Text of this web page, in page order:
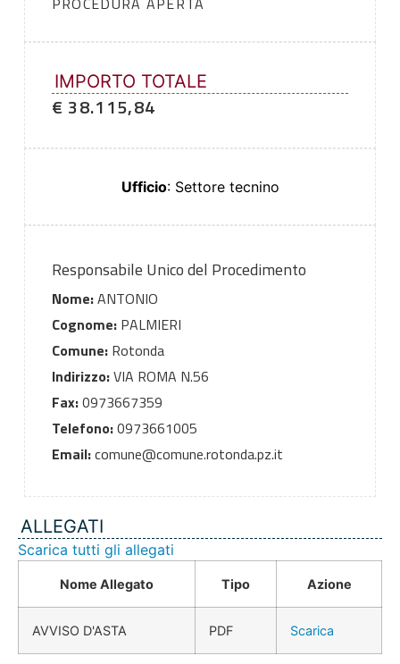
IMPORTO TOTALE
€ 38.115,84
Ufficio: Settore tecnino
Responsabile Unico del Procedimento
Nome:ANTONIO
Cognome:PALMIERI
Comune:Rotonda
Indirizzo:VIA ROMA N.56
Fax:0973667359
Telefono:0973661005
Email:comune@comune.rotonda.pz.it
ALLEGATI
Scarica tutti gli allegati
Nome Allegato Tipo Azione
AVVISO D'ASTA PDF Scarica